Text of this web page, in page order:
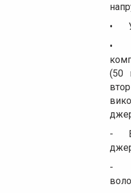
•
•
(50
-
-